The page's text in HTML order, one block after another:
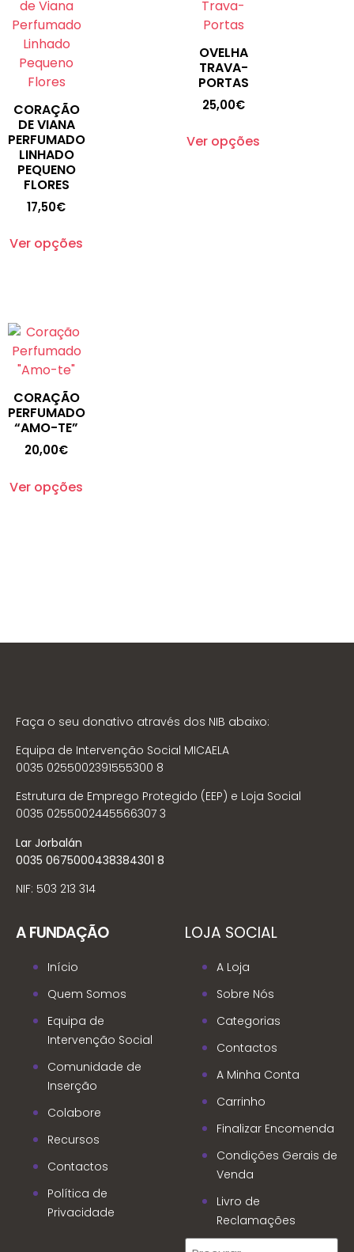
CORAÇÃO
DE VIANA
PERFUMADO
LINHADO
PEQUENO
FLORES
17,50€
Ver opções
OVELHA
TRAVA-
PORTAS
25,00€
Ver opções
CORAÇÃO
PERFUMADO
“AMO-TE”
20,00€
Ver opções
Faça o seu donativo através dos NIB abaixo:
Equipa de Intervenção Social MICAELA
0035 0255002391555300 8
Estrutura de Emprego Protegido (EEP) e Loja Social
0035 0255002445566307 3
Lar Jorbalán
0035 0675000438384301 8
NIF: 503 213 314
A FUNDAÇÃO
Início
Quem Somos
Equipa de
Intervenção Social
Comunidade de
Inserção
Colabore
Recursos
Contactos
Política de
Privacidade
LOJA SOCIAL
A Loja
Sobre Nós
Categorias
Contactos
A Minha Conta
Carrinho
Finalizar Encomenda
Condições Gerais de
Venda
Livro de
Reclamações